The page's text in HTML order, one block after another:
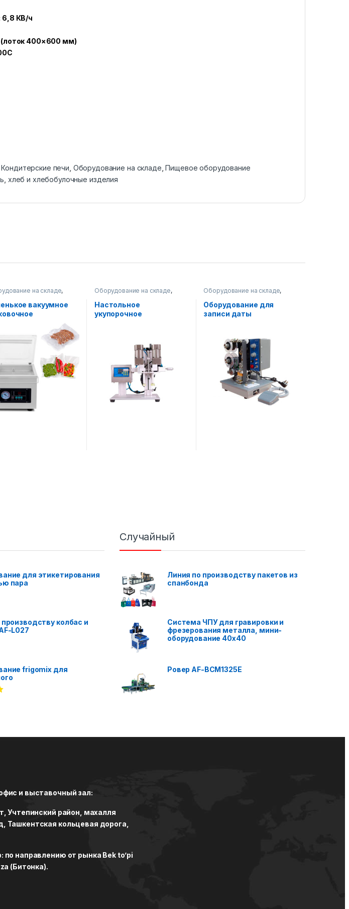
6,8 КВ/ч
400×600 мм)
Кондитерские печи Оборудование на складе ,Пищевое оборудование
хлеб и хлебобулочные изделия
на складе,
оборудование
вакуумное
AF-G-260
Оборудование на складе,
Водные продукты
Упаковочное оборудование
Настольное
укупорочное
Оборудование на складе,
Печатное оборудование
Упаковочное оборудование
Оборудование для
записи даты
для этикетирования
пара
колбас и
L027
frigomix для
Случайный
Линия по производству пакетов из
спанбонда
Система ЧПУ для гравировки и
фрезерования металла, мини-
оборудование 40x40
Ровер AF-BCM1325E
и выставочный зал:
Учтепинский район, махалля
Ташкентская кольцевая дорога,
по направлению от рынка Bek to’pi
(Битонка).